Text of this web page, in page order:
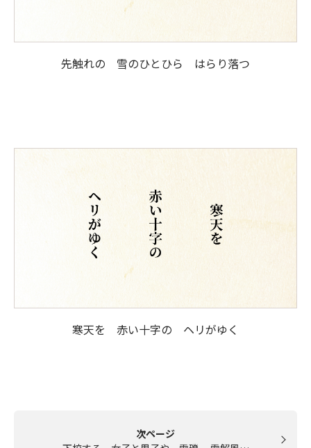
先触れの 雪のひとひら はらり落つ
寒天を 赤い十字の ヘリがゆく
次ページ